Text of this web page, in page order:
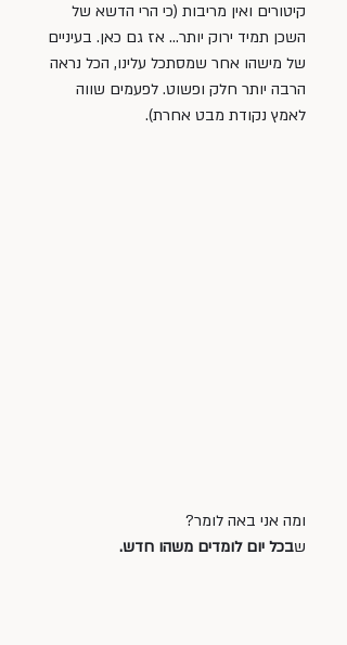
קיטורים ואין מריבות (כי הרי הדשא של
השכן תמיד ירוק יותר… אז גם כאן. בעיניים
של מישהו אחר שמסתכל עלינו, הכל נראה
הרבה יותר חלק ופשוט. לפעמים שווה
לאמץ נקודת מבט אחרת).
ומה אני באה לומר?
שבכל יום לומדים משהו חדש.